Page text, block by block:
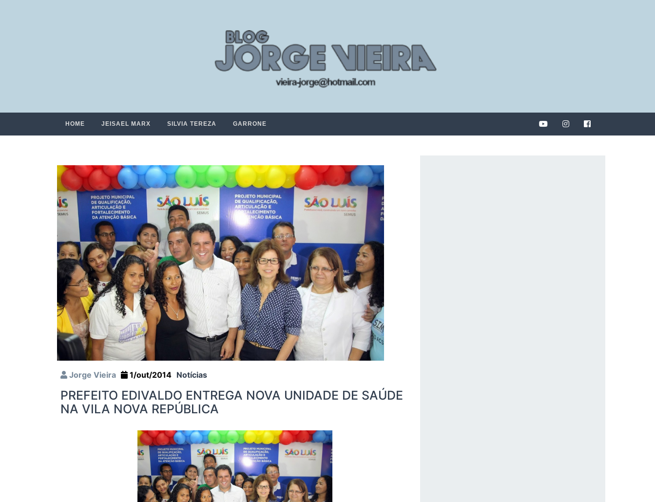
HOME JEISAEL MARX SILVIA TEREZA GARRONE
Jorge Vieira 1/out/2014 Notícias
PREFEITO EDIVALDO ENTREGA NOVA UNIDADE DE SAÚDE
NA VILA NOVA REPÚBLICA